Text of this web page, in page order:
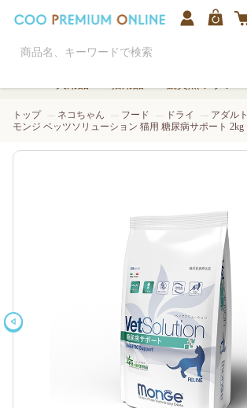
トップ ネコちゃん フード ドライ アダルト
モンジ ベッツソリューション 猫用 糖尿病サポート 2kg